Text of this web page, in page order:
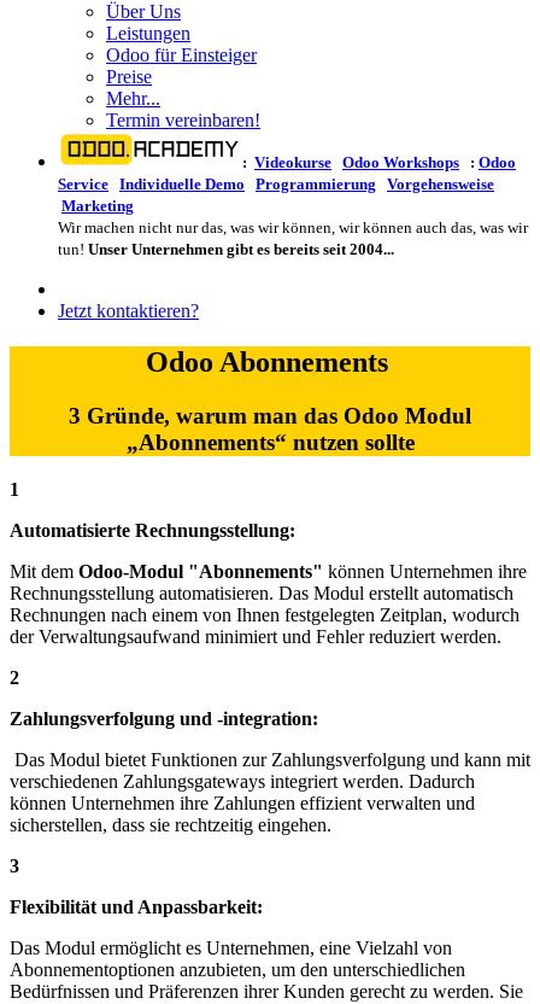
Über Uns
Leistungen
Odoo für Einsteiger
Preise
Mehr...
Termin vereinbaren!
: Videokurse Odoo Workshops : Odoo
Service Individuelle Demo Programmierung
Vorgehensweise
Marketing
Wir machen nicht nur das, was wir können, wir können auch das, was wir
tun! Unser Unternehmen gibt es bereits seit 2004...
Jetzt kontaktieren?
Odoo Abonnements
3 Gründe, warum man das Odoo Modul
„Abonnements“ nutzen sollte
1
Automatisierte Rechnungsstellung:
Mit dem Odoo-Modul "Abonnements" können Unternehmen ihre
Rechnungsstellung automatisieren. Das Modul erstellt automatisch
Rechnungen nach einem von Ihnen festgelegten Zeitplan, wodurch
der Verwaltungsaufwand minimiert und Fehler reduziert werden.
2
Zahlungsverfolgung und -integration:
Das Modul bietet Funktionen zur Zahlungsverfolgung und kann mit
verschiedenen Zahlungsgateways integriert werden. Dadurch
können Unternehmen ihre Zahlungen effizient verwalten und
sicherstellen, dass sie rechtzeitig eingehen.
3
Flexibilität und Anpassbarkeit:
Das Modul ermöglicht es Unternehmen, eine Vielzahl von
Abonnementoptionen anzubieten, um den unterschiedlichen
Bedürfnissen und Präferenzen ihrer Kunden gerecht zu werden. Sie